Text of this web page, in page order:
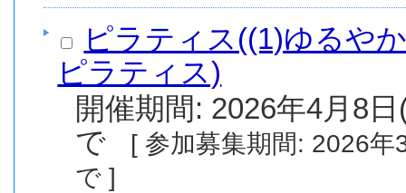
ピラティス((1)ゆるや
ピラティス)
開催期間: 2026年4月8
[ 参加募集期間: 2026年3月8日(日) から 2026年4月8日(水) ま
で ]